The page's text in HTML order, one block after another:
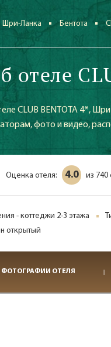
Шри-Ланка Бентота
отеле
CLUB BENTOTA 4*,
фото и видео,
Оценка отеля: 4.0 из 740
- коттеджи 2-3 этажа
открытый
ФОТОГРАФИИ ОТЕЛЯ